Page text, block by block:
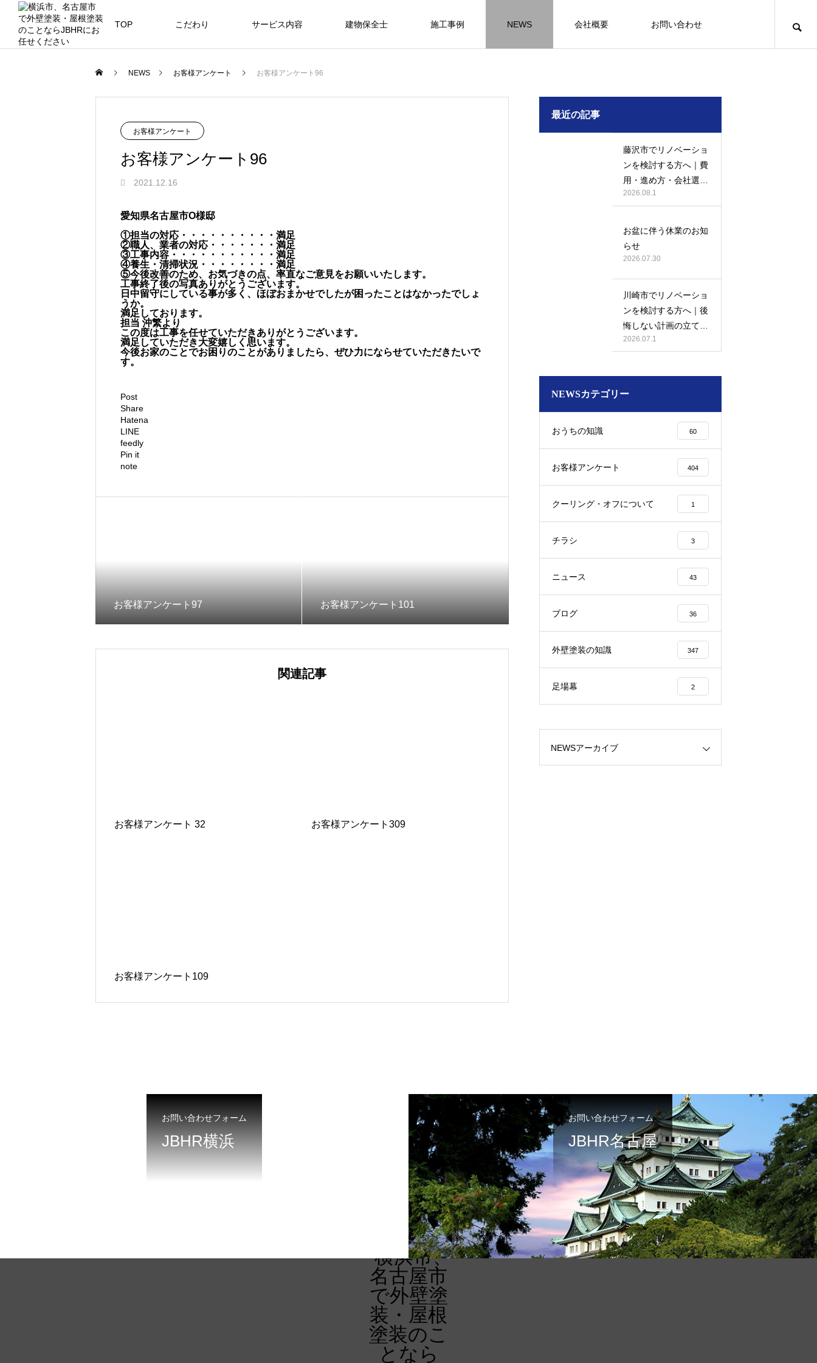
TOP こだわり サービス内容 建物保全士 施工事例 NEWS 会社概要 お問い合わせ
になります。
お盆に伴う休業のお知らせ
2026.07.30
髪型自由
2026.04.13
お客様アンケート401
川崎市でリノベーションを検討する方
へ｜後悔しない計画の立て方と相談先
の選び方
2026.07.01 2026.06.01
鎌倉市の外壁・屋根塗装は地域密着の
NEW
2021.04.25
2020.03.09
建物の点検・維持管理は信頼できる専
門家へ （チラシ）
お客様アンケート405
2026.01.25
お客様アンケート403
藤沢市でリノベーションを検討する方
へ｜費用・進め方・会社選びのポイン
2026.08.01 2026.04.18
外構はコンクリートと芝生どっちが良
い？それぞれの特徴と選び方のポイン
川崎市でリノベーションを検討する方
へ｜後悔しない計画の立て方と相談先
の選び方
2026.07.01 2026.06.01
鎌倉市の外壁・屋根塗装は地域密着の
NEW
2021.04.25
クーリング・オフ手続きのお知らせ
2024.04.26
NEWS お客様アンケート お客様アンケート96
お客様アンケート
お客様アンケート96
2021.12.16
愛知県名古屋市O様邸
①担当の対応・・・・・・・・・・満足
②職人、業者の対応・・・・・・・満足
③工事内容・・・・・・・・・・・満足
④養生・清掃状況・・・・・・・・満足
⑤今後改善のため、お気づきの点、率直なご意見をお願いいたします。
工事終了後の写真ありがとうございます。
日中留守にしている事が多く、ほぼおまかせでしたが困ったことはなかったでしょ
うか。
満足しております。
担当 沖繁より
この度は工事を任せていただきありがとうございます。
満足していただき大変嬉しく思います。
今後お家のことでお困りのことがありましたら、ぜひ力にならせていただきたいで
す。
Post
Share
Hatena
LINE
feedly
Pin it
note
お客様アンケート97 お客様アンケート101
関連記事
お客様アンケート 32 お客様アンケート309
お客様アンケート109
最近の記事
藤沢市でリノベーショ
ンを検討する方へ｜費
用・進め方・会社選び
のポイント
2026.08.1
お盆に伴う休業のお知
らせ
2026.07.30
川崎市でリノベーショ
ンを検討する方へ｜後
悔しない計画の立て方
と相談先の選び方
2026.07.1
NEWSカテゴリー
おうちの知識 60
お客様アンケート 404
クーリング・オフについて 1
チラシ 3
ニュース 43
ブログ 36
外壁塗装の知識 347
足場幕 2
NEWSアーカイブ
お問い合わせフォーム
JBHR横浜
お問い合わせフォーム
JBHR名古屋